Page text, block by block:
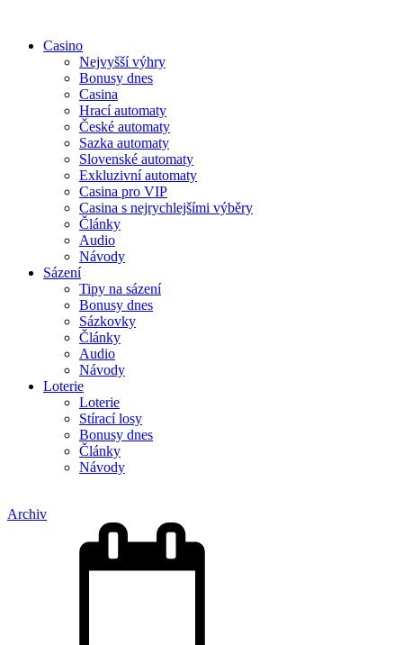
Casino
Nejvyšší výhry
Bonusy dnes
Casina
Hrací automaty
České automaty
Sazka automaty
Slovenské automaty
Exkluzivní automaty
Casina pro VIP
Casina s nejrychlejšími výběry
Články
Audio
Návody
Sázení
Tipy na sázení
Bonusy dnes
Sázkovky
Články
Audio
Návody
Loterie
Loterie
Stírací losy
Bonusy dnes
Články
Návody
Archiv